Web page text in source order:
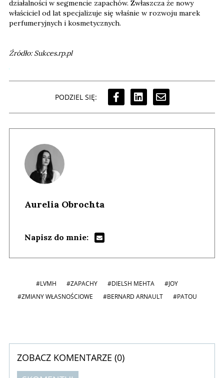
działalności w segmencie zapachów. Zwłaszcza że nowy
właściciel od lat specjalizuje się właśnie w rozwoju marek
perfumeryjnych i kosmetycznych.
Źródło: Sukces.rp.pl
PODZIEL SIĘ:
Aurelia Obrochta
Napisz do mnie:
#LVMH #ZAPACHY #DIELSH MEHTA
#JOY
#ZMIANY WŁASNOŚCIOWE
#BERNARD ARNAULT #PATOU
ZOBACZ KOMENTARZE (0)